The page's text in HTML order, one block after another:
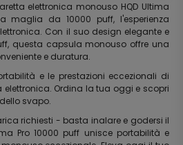
elettronica monouso HQD Ultima
maglia da 10000 puff, l'esperienza
Con il suo design elegante e
questa capsula monouso offre una
e duratura.
e le prestazioni eccezionali di
Ordina la tua oggi e scopri
svapo.
richiesti - basta inalare e godersi il
Pro 10000 puff unisce portabilità e